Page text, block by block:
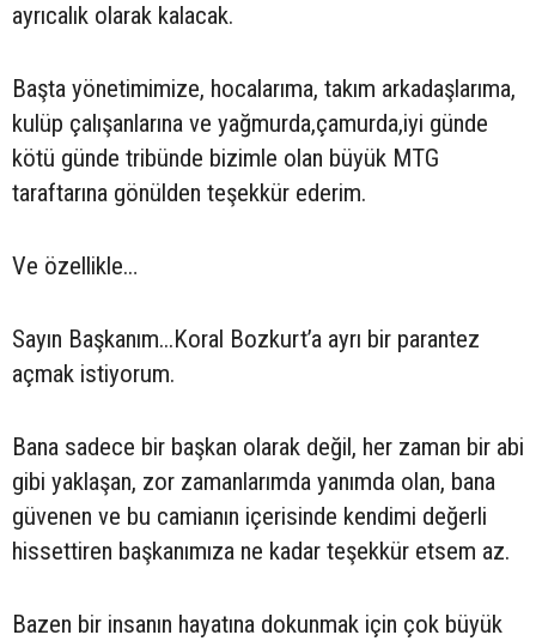
ayrıcalık olarak kalacak.
Başta yönetimimize, hocalarıma, takım arkadaşlarıma,
kulüp çalışanlarına ve yağmurda,çamurda,iyi günde
kötü günde tribünde bizimle olan büyük MTG
taraftarına gönülden teşekkür ederim.
Ve özellikle…
Sayın Başkanım...Koral Bozkurt’a ayrı bir parantez
açmak istiyorum.
Bana sadece bir başkan olarak değil, her zaman bir abi
gibi yaklaşan, zor zamanlarımda yanımda olan, bana
güvenen ve bu camianın içerisinde kendimi değerli
hissettiren başkanımıza ne kadar teşekkür etsem az.
Bazen bir insanın hayatına dokunmak için çok büyük